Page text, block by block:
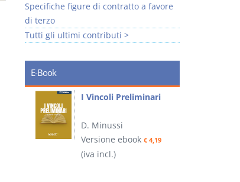
Specifiche figure di contratto a favore
di terzo
Tutti gli ultimi contributi >
E-Book
I Vincoli Preliminari
D. Minussi
Versione ebook € 4,19
(iva incl.)